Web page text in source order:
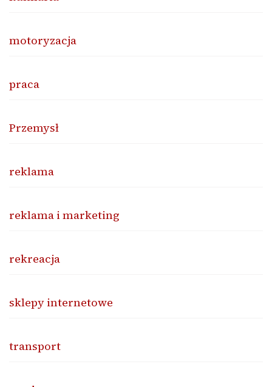
motoryzacja
praca
Przemysł
reklama
reklama i marketing
rekreacja
sklepy internetowe
transport